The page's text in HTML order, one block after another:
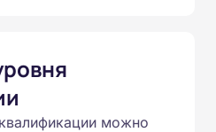
можно